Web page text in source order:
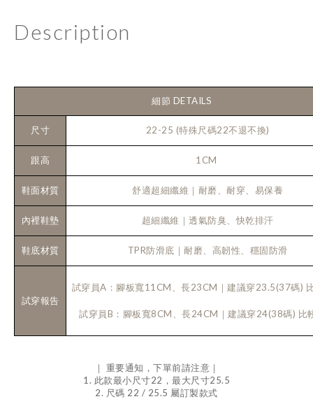
Description
細節 DETAILS
尺寸 22-25 (特殊尺碼22不退不換)
跟高 1CM
鞋面材質 舒適超細纖維｜耐磨、耐穿、易保養
內裡鞋墊 超細纖維｜透氣防臭、快乾排汗
鞋底材質 TPR防滑底｜耐磨、高韌性、穩固防滑
試穿報告
試穿員A：腳板寬11CM、長23CM｜建議穿23.5(37碼)
試穿員B：腳板寬8CM、長24CM｜建議穿24(38碼) 比
｜ 重要通知，下單前請注意｜
1. 此款最小尺寸22，最大尺寸25.5
2. 尺碼 22 / 25.5 屬訂製款式